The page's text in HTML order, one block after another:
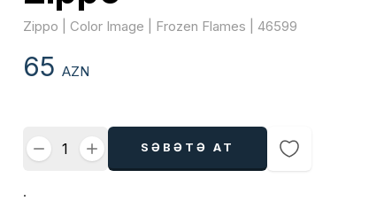
Zippo | Color Image | Frozen Flames | 46599
65 AZN
SƏBƏTƏ AT
.